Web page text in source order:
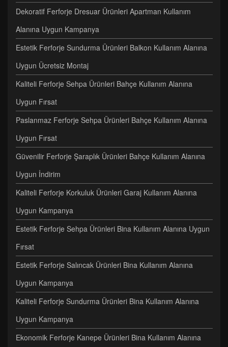
Dekoratif Ferforje Dresuar Ürünleri Apartman Kullanım
Alanına Uygun Kampanya
Estetik Ferforje Sundurma Ürünleri Balkon Kullanım Alanına
Uygun Ücretsiz Montaj
Kaliteli Ferforje Sehpa Ürünleri Bahçe Kullanım Alanına
Uygun Fırsat
Paslanmaz Ferforje Sehpa Ürünleri Bahçe Kullanım Alanına
Uygun Fırsat
Güvenilir Ferforje Şaraplık Ürünleri Bahçe Kullanım Alanına
Uygun İndirim
Kaliteli Ferforje Korkuluk Ürünleri Garaj Kullanım Alanına
Uygun Kampanya
Estetik Ferforje Sehpa Ürünleri Bina Kullanım Alanına Uygun
Fırsat
Estetik Ferforje Salıncak Ürünleri Bina Kullanım Alanına
Uygun Kampanya
Kaliteli Ferforje Sundurma Ürünleri Bina Kullanım Alanına
Uygun Kampanya
Ekonomik Ferforje Kanepe Ürünleri Bina Kullanım Alanına